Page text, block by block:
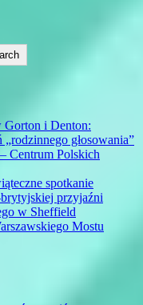
Gorton i Denton:
głosowania”
Centrum Polskich
spotkanie
przyjaźni
w Sheffield
Mostu